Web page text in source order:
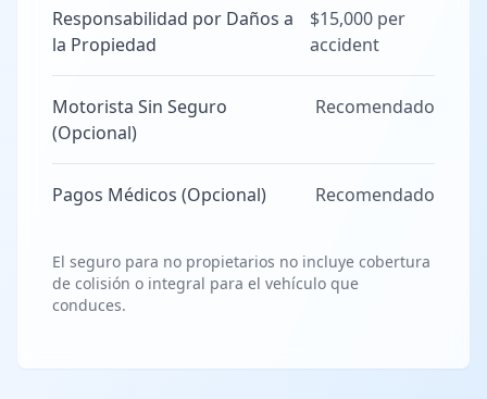
Responsabilidad por Daños a
la Propiedad
$15,000 per
accident
Motorista Sin Seguro
(Opcional)
Recomendado
Pagos Médicos (Opcional) Recomendado
El seguro para no propietarios no incluye cobertura
de colisión o integral para el vehículo que
conduces.